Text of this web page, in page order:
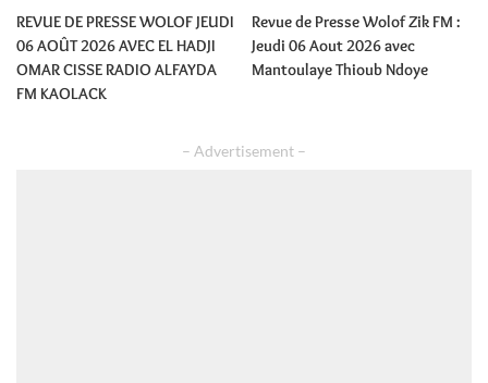
REVUE DE PRESSE WOLOF JEUDI
06 AOÛT 2026 AVEC EL HADJI
OMAR CISSE RADIO ALFAYDA
FM KAOLACK
Revue de Presse Wolof Zik FM :
Jeudi 06 Aout 2026 avec
Mantoulaye Thioub Ndoye
– Advertisement –